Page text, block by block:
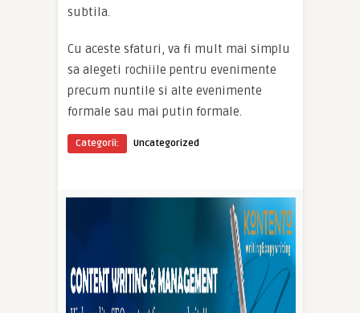
subtila.
Cu aceste sfaturi, va fi mult mai simplu
sa alegeti rochiile pentru evenimente
precum nuntile si alte evenimente
formale sau mai putin formale.
Categorii: Uncategorized